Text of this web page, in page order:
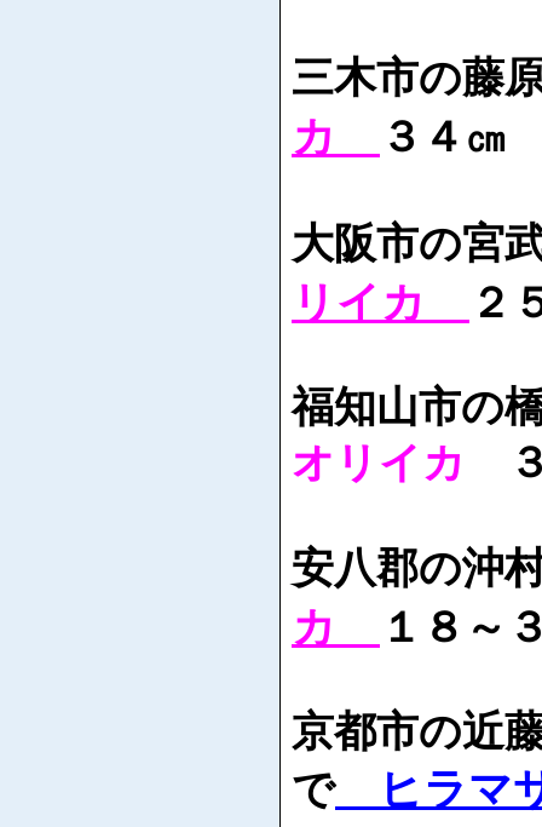
三木市の藤
カ ３４㎝
大阪市の宮
リイカ ２
福知山市の
オリイカ
安八郡の沖
カ １８～
京都市の近
でヒラ